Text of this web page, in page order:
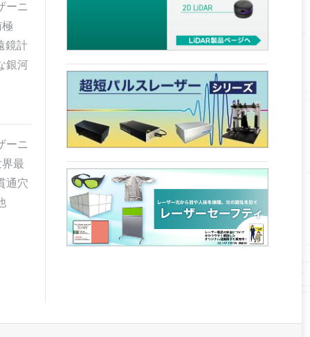
ーニ
鏡計
銀河
ーニ
最
通穴